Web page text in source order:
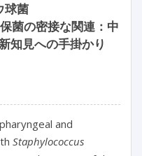
球菌
菌の密接な関連：中
知見への手掛かり
and
Staphylococcus